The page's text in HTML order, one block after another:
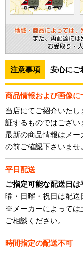
注意事項 安心にご
商品情報および画像に
当店にてご紹介いた
証するものではござい
最新の商品情報はメ
の前ご確認下さいませ
平日配送
ご指定可能な配送日
曜・日曜・祝日は配送
※メーカーによっては
ご相談ください。
時間指定の配送不可